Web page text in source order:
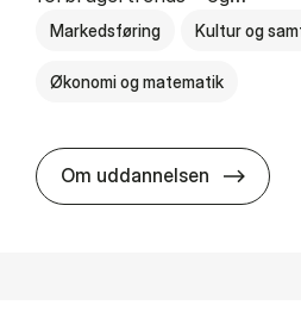
Markedsføring Kultur og
Økonomi og matematik
Om uddannelsen HA i